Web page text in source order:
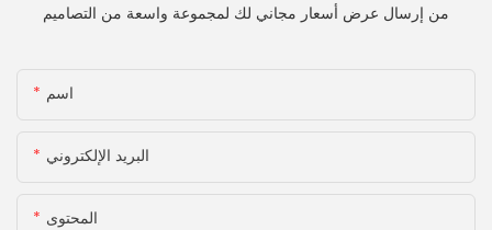
من إرسال عرض أسعار مجاني لك لمجموعة واسعة من التصاميم
اسم
البريد الإلكتروني
المحتوى